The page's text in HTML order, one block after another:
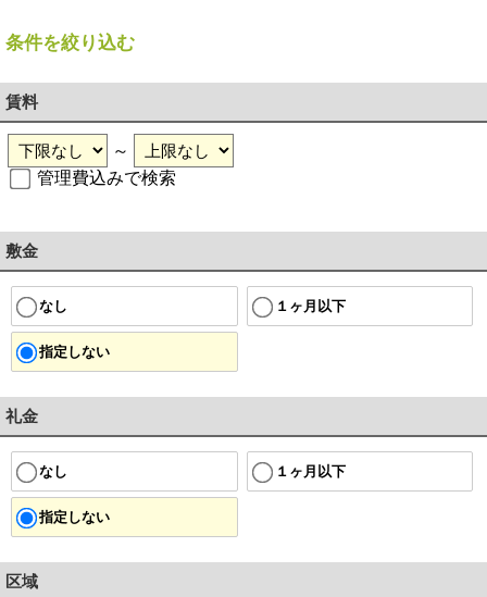
条件を絞り込む
賃料
～
管理費込みで検索
敷金
なし １ヶ月以下
指定しない
礼金
なし １ヶ月以下
指定しない
区域